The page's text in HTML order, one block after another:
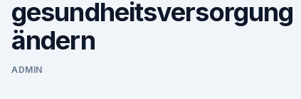
gesundheitsversorgung
ändern
ADMIN